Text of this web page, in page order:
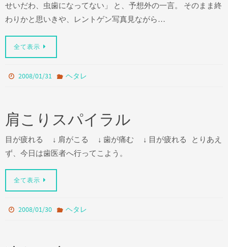
せいだわ、虫歯になってない」 と、予想外の一言。 そのまま終
わりかと思いきや、レントゲン写真見ながら…
全て表示
2008/01/31 ヘタレ
肩こりスパイラル
目が疲れる ↓ 肩がこる ↓ 歯が痛む ↓ 目が疲れる とりあえ
ず、今日は歯医者へ行ってこよう。
全て表示
2008/01/30 ヘタレ